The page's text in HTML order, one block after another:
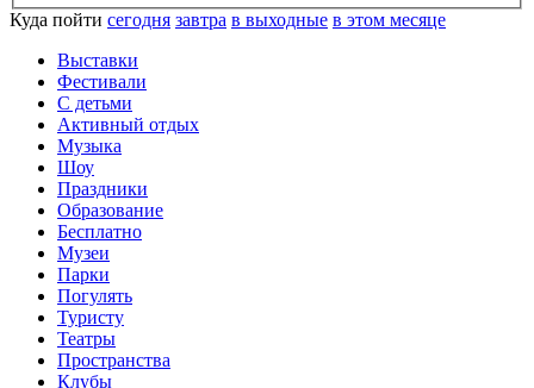
Куда пойти сегодня завтра в выходные в этом месяце
Выставки
Фестивали
С детьми
Активный отдых
Музыка
Шоу
Праздники
Образование
Бесплатно
Музеи
Парки
Погулять
Туристу
Театры
Пространства
Клубы